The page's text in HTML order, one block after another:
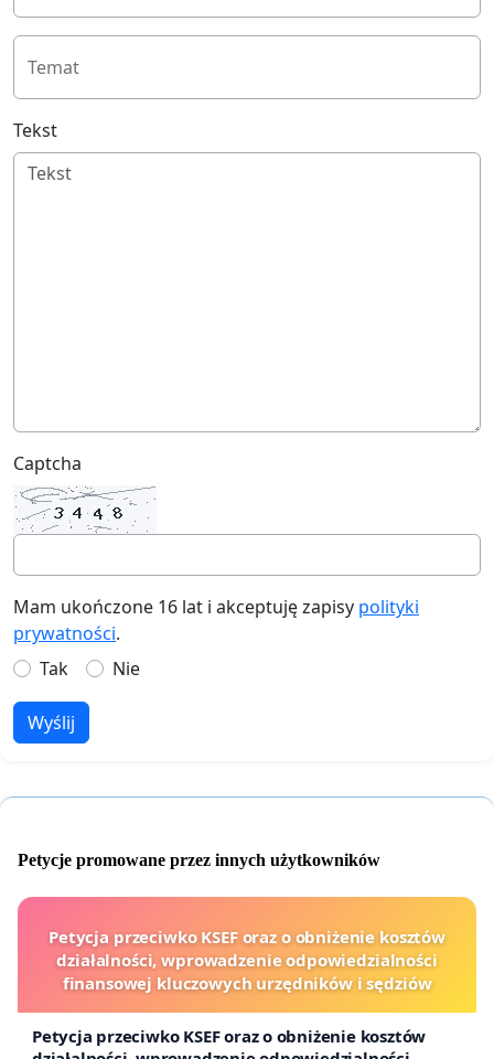
Temat
Tekst
Captcha
Mam ukończone 16 lat i akceptuję zapisy polityki
prywatności.
Tak
Nie
Wyślij
Petycje promowane przez innych użytkowników
Petycja przeciwko KSEF oraz o obniżenie kosztów
działalności, wprowadzenie odpowiedzialności
finansowej kluczowych urzędników i sędziów
Petycja przeciwko KSEF oraz o obniżenie kosztów